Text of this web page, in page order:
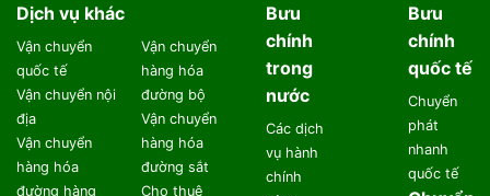
Dịch vụ khác
Vận chuyển
quốc tế
Vận chuyển nội
địa
Vận chuyển
hàng hóa
đường hàng
Vận chuyển
hàng hóa
đường bộ
Vận chuyển
hàng hóa
đường sắt
Cho thuê
Bưu
chính
trong
nước
Các dịch
vụ hành
chính
Bưu
chính
quốc tế
Chuyển
phát
nhanh
quốc tế